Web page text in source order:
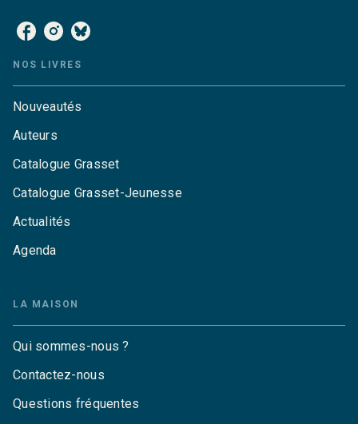
NOS LIVRES
Nouveautés
Auteurs
Catalogue Grasset
Catalogue Grasset-Jeunesse
Actualités
Agenda
LA MAISON
Qui sommes-nous ?
Contactez-nous
Questions fréquentes